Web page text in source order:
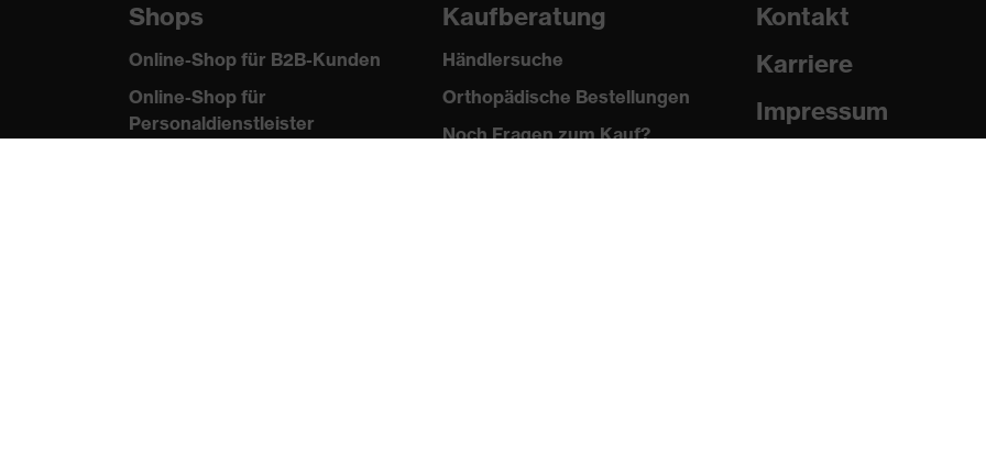
Shops
Online-Shop für B2B-Kunden
Online-Shop für
Personaldienstleister
Kaufberatung
Händlersuche
Orthopädische Bestellungen
Noch Fragen zum Kauf?
Kontakt
Karriere
Impressum